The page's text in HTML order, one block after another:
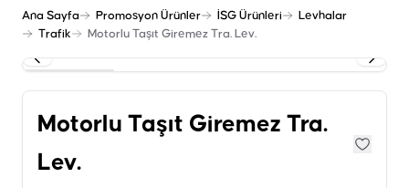
Ana Sayfa Promosyon Ürünler İSG Ürünleri
Levhalar
Trafik
Motorlu Taşıt Giremez Tra. Lev.
Motorlu Taşıt Giremez Tra.
Lev.